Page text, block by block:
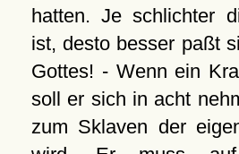
hatten. Je schlichter
ist, desto besser paßt
Gottes! - Wenn ein
soll er sich in acht
zum Sklaven der